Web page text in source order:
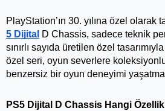
PlayStation’ın 30. yılına özel olarak
5 Dijital D Chassis, sadece teknik
sınırlı sayıda üretilen özel
özel seri, oyun severlere
benzersiz bir oyun deneyimi
PS5 Dijital D Chassis Hangi